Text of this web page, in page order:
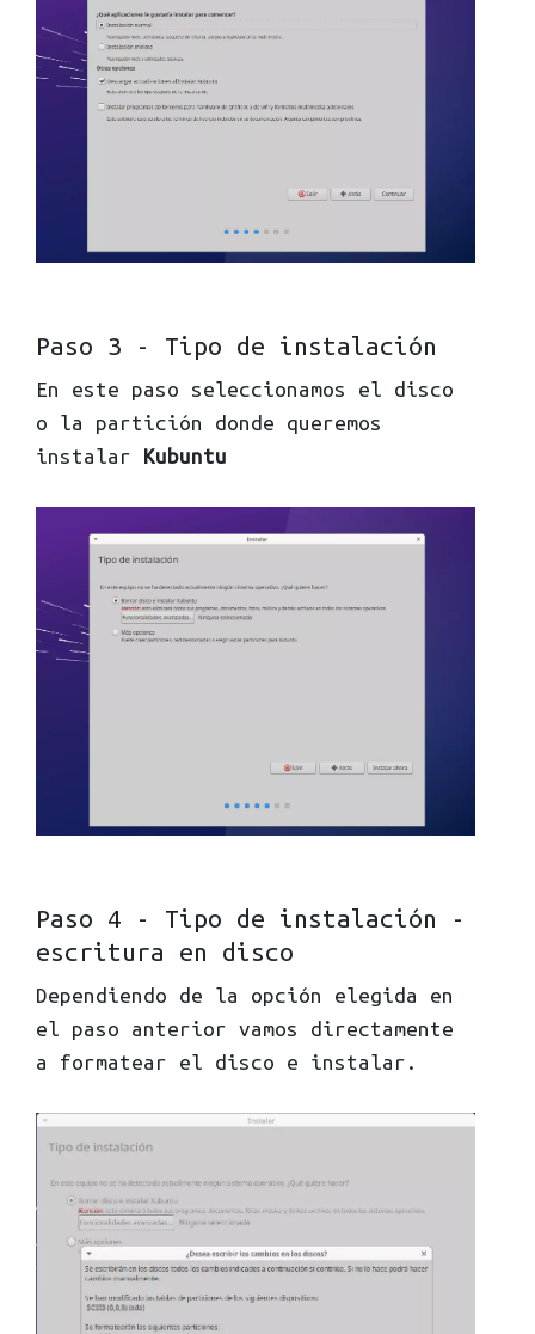
Paso 3 - Tipo de instalación
En este paso seleccionamos el disco
o la partición donde queremos
instalar Kubuntu
Paso 4 - Tipo de instalación -
escritura en disco
Dependiendo de la opción elegida en
el paso anterior vamos directamente
a formatear el disco e instalar.